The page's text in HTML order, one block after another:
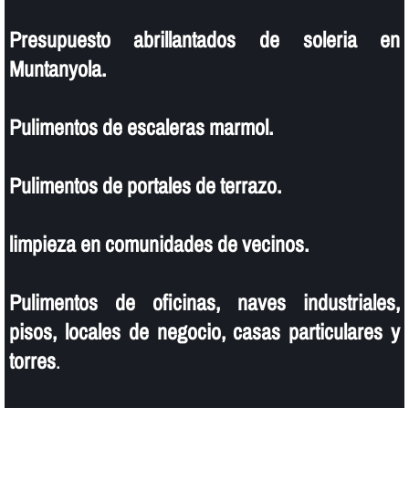
Presupuesto abrillantados de soleria en
Muntanyola.
Pulimentos de escaleras marmol.
Pulimentos de portales de terrazo.
limpieza en comunidades de vecinos.
Pulimentos de oficinas, naves industriales,
pisos, locales de negocio, casas particulares y
torres.